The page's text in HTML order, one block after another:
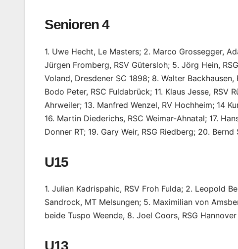
Senioren 4
1. Uwe Hecht, Le Masters; 2. Marco Grossegger,
Jürgen Fromberg, RSV Gütersloh; 5. Jörg Hein,
Voland, Dresdener SC 1898; 8. Walter
Bodo Peter, RSC Fuldabrück; 11. Klaus Jesse,
Ahrweiler; 13. Manfred Wenzel, RV Hochheim; 14
16. Martin Diederichs, RSC Weimar-Ahnatal; 17.
Donner RT; 19. Gary Weir, RSG Riedberg; 20.
U15
1. Julian Kadrispahic, RSV Froh Fulda; 2. Leopold
Sandrock, MT Melsungen; 5. Maximilian von
beide Tuspo Weende, 8. Joel Coors, RSG Hannover
U13